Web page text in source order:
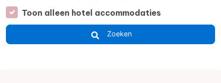
Toon alleen hotel accommodaties
Zoeken